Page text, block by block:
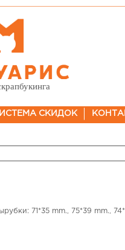
СКИДОК
71*35 mm., 75*39 mm.,